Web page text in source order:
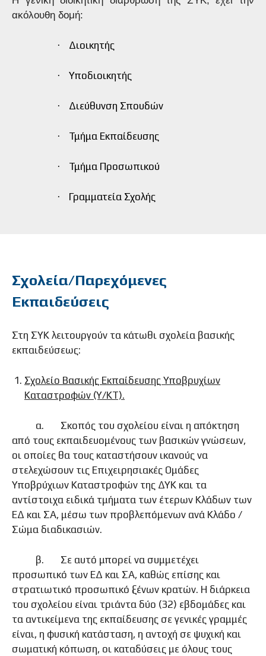
ακόλουθη δομή:
· Διοικητής
· Υποδιοικητής
· Διεύθυνση Σπουδών
· Τμήμα Εκπαίδευσης
· Τμήμα Προσωπικού
· Γραμματεία Σχολής
Σχολεία/Παρεχόμενες
Εκπαιδεύσεις
Στη ΣΥΚ λειτουργούν τα κάτωθι σχολεία βασικής
εκπαιδεύσεως:
Σχολείο Βασικής Εκπαίδευσης Υποβρυχίων
Καταστροφών (Υ/ΚΤ).
α. Σκοπός του σχολείου είναι η απόκτηση
από τους εκπαιδευομένους των βασικών γνώσεων,
οι οποίες θα τους καταστήσουν ικανούς να
στελεχώσουν τις Επιχειρησιακές Ομάδες
Υποβρύχιων Καταστροφών της ΔΥΚ και τα
αντίστοιχα ειδικά τμήματα των έτερων Κλάδων των
ΕΔ και ΣΑ, μέσω των προβλεπόμενων ανά Κλάδο /
Σώμα διαδικασιών.
β. Σε αυτό μπορεί να συμμετέχει
προσωπικό των ΕΔ και ΣΑ, καθώς επίσης και
στρατιωτικό προσωπικό ξένων κρατών. Η διάρκεια
του σχολείου είναι τριάντα δύο (32) εβδομάδες και
τα αντικείμενα της εκπαίδευσης σε γενικές γραμμές
είναι, η φυσική κατάσταση, η αντοχή σε ψυχική και
σωματική κόπωση, οι καταδύσεις με όλους τους